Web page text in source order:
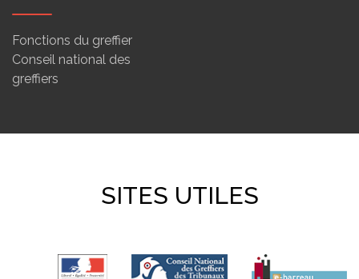
Fonctions du greffier
Conseil national des
greffiers
SITES UTILES